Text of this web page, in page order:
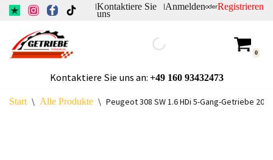
Inhalt
springen
|Kontaktiere Sie
uns
|AnmeldenoderRegistrieren
0
Kontaktiere Sie uns an: +49160 93432473
Start \ Alle Produkte \ Peugeot 308 SW 1.6 HDi 5-Gang-Getriebe